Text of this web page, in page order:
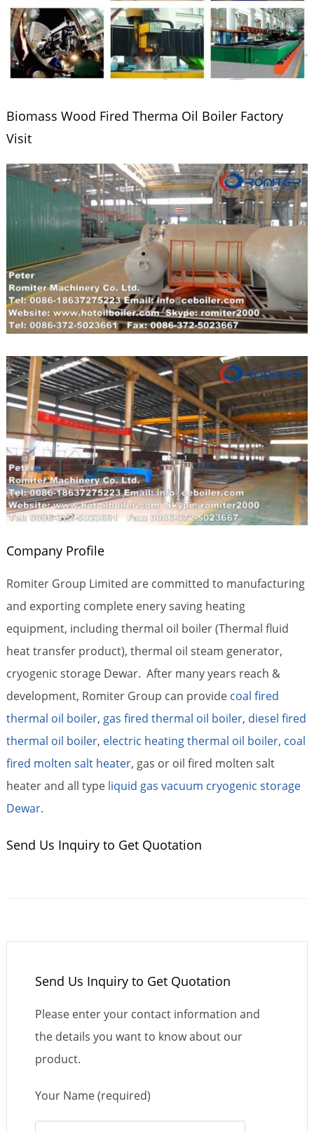
Biomass Wood Fired Therma Oil Boiler Factory
Visit
Company Profile
Romiter Group Limited are committed to manufacturing
and exporting complete enery saving heating
equipment, including thermal oil boiler (Thermal fluid
heat transfer product), thermal oil steam generator,
cryogenic storage Dewar. After many years reach &
development, Romiter Group can provide coal fired
thermal oil boiler, gas fired thermal oil boiler, diesel fired
thermal oil boiler, electric heating thermal oil boiler, coal
fired molten salt heater, gas or oil fired molten salt
heater and all type liquid gas vacuum cryogenic storage
Dewar.
Send Us Inquiry to Get Quotation
Send Us Inquiry to Get Quotation
Please enter your contact information and
the details you want to know about our
product.
Your Name (required)